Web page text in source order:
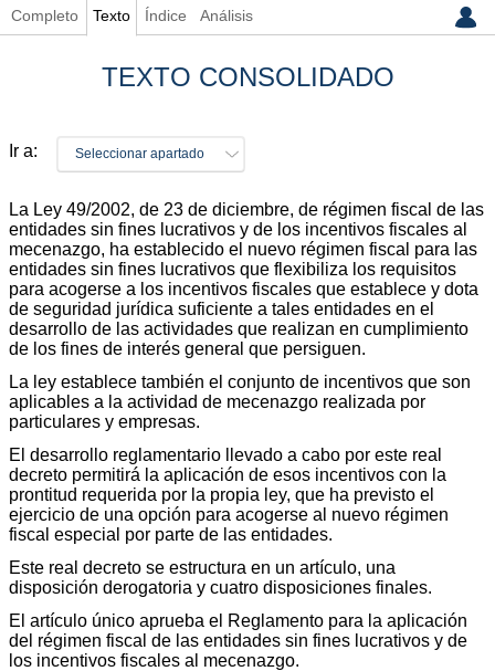
Completo Texto Índice Análisis
TEXTO CONSOLIDADO
Ir a: Seleccionar apartado
La Ley 49/2002, de 23 de diciembre, de régimen fiscal de las
entidades sin fines lucrativos y de los incentivos fiscales al
mecenazgo, ha establecido el nuevo régimen fiscal para las
entidades sin fines lucrativos que flexibiliza los requisitos
para acogerse a los incentivos fiscales que establece y dota
de seguridad jurídica suficiente a tales entidades en el
desarrollo de las actividades que realizan en cumplimiento
de los fines de interés general que persiguen.
La ley establece también el conjunto de incentivos que son
aplicables a la actividad de mecenazgo realizada por
particulares y empresas.
El desarrollo reglamentario llevado a cabo por este real
decreto permitirá la aplicación de esos incentivos con la
prontitud requerida por la propia ley, que ha previsto el
ejercicio de una opción para acogerse al nuevo régimen
fiscal especial por parte de las entidades.
Este real decreto se estructura en un artículo, una
disposición derogatoria y cuatro disposiciones finales.
El artículo único aprueba el Reglamento para la aplicación
del régimen fiscal de las entidades sin fines lucrativos y de
los incentivos fiscales al mecenazgo.